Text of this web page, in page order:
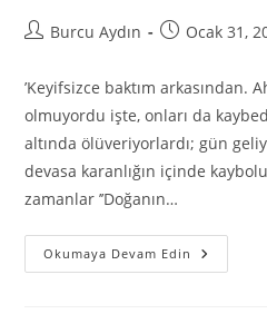
Burcu Aydın Ocak 31,
’Keyifsizce baktım arkasından.
olmuyordu işte, onları da
altında ölüveriyorlardı; gün
devasa karanlığın içinde
zamanlar ’’Doğanın…
Okumaya Devam Edin